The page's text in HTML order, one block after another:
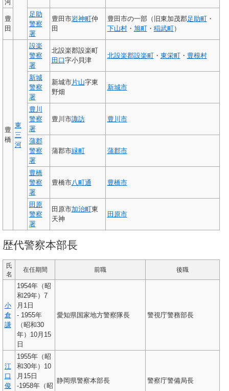
河
豊
田
足助
警察
署
豊田市岩神町仲
田
豊田市の一部（旧東加茂郡足助町・
下山村・ 旭町・ 稲武町）
豊
橋
東
三
河
設楽
警察
署
北設楽郡設楽町
田口字小貝津
北設楽郡設楽町・ 東栄町・ 豊根村
新城
警察
署
新城市片山字東
野畑
新城市
豊川
警察
署
豊川市諏訪 豊川市
蒲郡
警察
署
蒲郡市緑町 蒲郡市
豊橋
警察
署
豊橋市八町通 豊橋市
田原
警察
署
田原市加治町東
天神
田原市
歴代警察本部長
氏
名
在任期間 前職 後職
小
倉
謙
1954年（昭
和29年）7
月1日
- 1955年
（昭和30
年）10月15
日
愛知県国家地方警察隊長 警視庁警務部長
江
口
俊
1955年（昭
和30年）10
月15日
-1958年（昭
静岡県警察本部長 警察庁警備局長